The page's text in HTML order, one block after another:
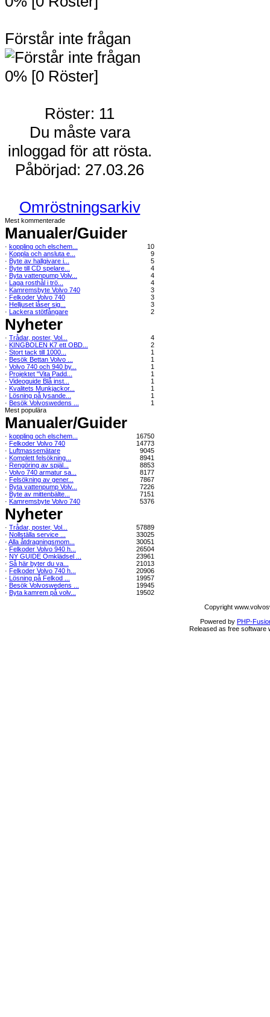
Förstår inte frågan
0% [0 Röster]
Röster: 11
Du måste vara
inloggad för att rösta.
Påbörjad: 27.03.26
Omröstningsarkiv
Mest kommenterade
Manualer/Guider
· koppling och elschem...
10
· Koppla och ansluta e...
9
· Byte av hallgivare i...
5
· Byte till CD spelare...
4
· Byta vattenpump Volv...
4
· Laga rosthål i trö...
4
· Kamremsbyte Volvo 740
3
· Felkoder Volvo 740
3
· Helljuset låser sig...
3
· Lackera stötfångare 2
Nyheter
· Trådar, poster, Vol...
4
· KINGBOLEN K7 ett OBD...
2
· Stort tack till 1000...
1
· Besök Bettan Volvo ...
1
· Volvo 740 och 940 by...
1
· Projektet "Vita Padd...
1
· Videoguide Blå inst...
1
· Kvalitets Munkjackor...
1
· Lösning på lysande...
1
· Besök Volvoswedens ...
1
Mest populära
Manualer/Guider
· koppling och elschem...
16750
· Felkoder Volvo 740
14773
· Luftmassemätare
9045
· Komplett felsökning...
8941
· Rengöring av spjäl...
8853
· Volvo 740 armatur sa...
8177
· Felsökning av gener...
7867
· Byta vattenpump Volv...
7226
· Byte av mittenbälte...
7151
· Kamremsbyte Volvo 740 5376
Nyheter
· Trådar, poster, Vol...
57889
· Nollställa service ...
33025
· Alla åtdragningsmom...
30051
· Felkoder Volvo 940 h...
26504
· NY GUIDE Omklädsel ...
23961
· Så här byter du va...
21013
· Felkoder Volvo 740 h...
20906
· Lösning på Felkod ...
19957
· Besök Volvoswedens ...
19945
· Byta kamrem på volv...
19502
Copyright
Powered by PHP-
Released as free software